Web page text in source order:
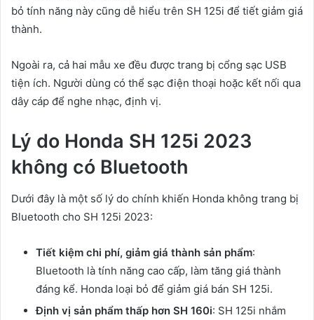
bỏ tính năng này cũng dễ hiểu trên SH 125i để tiết giảm giá
thành.
Ngoài ra, cả hai mẫu xe đều được trang bị cổng sạc USB
tiện ích. Người dùng có thể sạc điện thoại hoặc kết nối qua
dây cáp để nghe nhạc, định vị.
Lý do Honda SH 125i 2023
không có Bluetooth
Dưới đây là một số lý do chính khiến Honda không trang bị
Bluetooth cho SH 125i 2023:
Tiết kiệm chi phí, giảm giá thành sản phẩm:
Bluetooth là tính năng cao cấp, làm tăng giá thành
đáng kể. Honda loại bỏ để giảm giá bán SH 125i.
Định vị sản phẩm thấp hơn SH 160i: SH 125i nhắm